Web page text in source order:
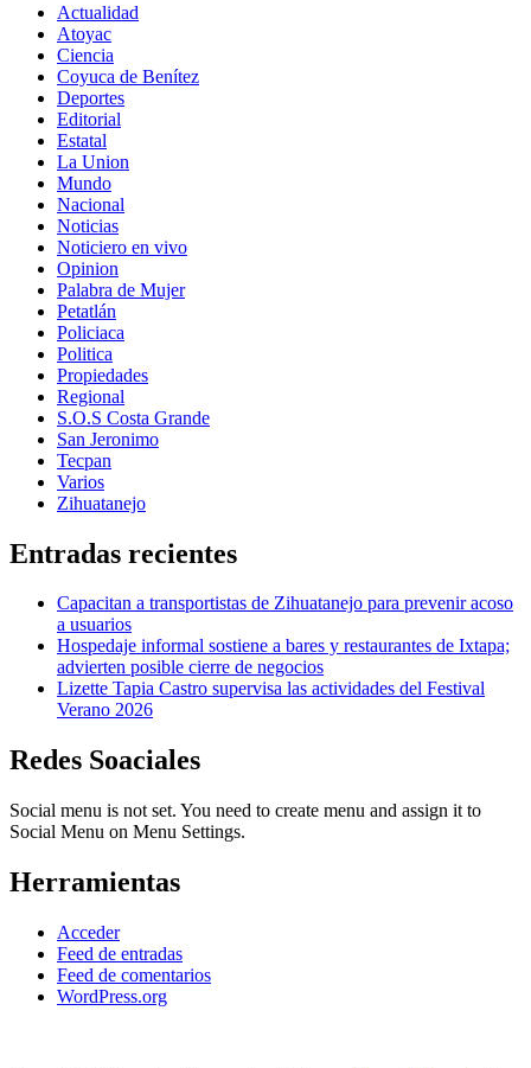
Actualidad
Atoyac
Ciencia
Coyuca de Benítez
Deportes
Editorial
Estatal
La Union
Mundo
Nacional
Noticias
Noticiero en vivo
Opinion
Palabra de Mujer
Petatlán
Policiaca
Politica
Propiedades
Regional
S.O.S Costa Grande
San Jeronimo
Tecpan
Varios
Zihuatanejo
Entradas recientes
Capacitan a transportistas de Zihuatanejo para prevenir acoso
a usuarios
Hospedaje informal sostiene a bares y restaurantes de Ixtapa;
advierten posible cierre de negocios
Lizette Tapia Castro supervisa las actividades del Festival
Verano 2026
Redes Soaciales
Social menu is not set. You need to create menu and assign it to
Social Menu on Menu Settings.
Herramientas
Acceder
Feed de entradas
Feed de comentarios
WordPress.org